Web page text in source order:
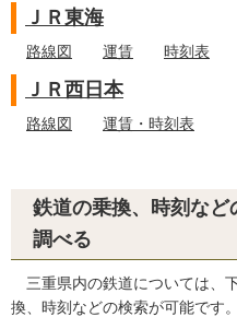
ＪＲ東海
路線図 運賃 時刻表
ＪＲ西日本
路線図 運賃・時刻表
鉄道の乗換、時刻な
調べる
三重県内の鉄道については、
換、時刻などの検索が可能です。